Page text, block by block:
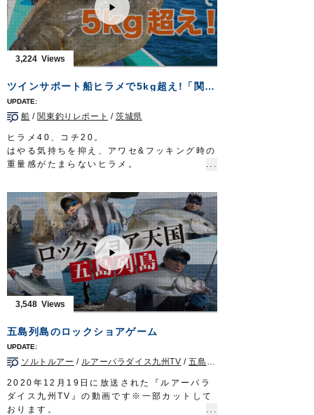
リーダー：フロロ 8号
ハリス：ナイロン 5号
ウキ：アキアジスティック 6号／8号
ルアー：タコベイト 1.5号
ハリ：カット フカセ 16号
OWNERMOVIEhttp://ownertv.jp/
オーナーばりwebsite
http://www.owner.co.jp
な釣り。渚をわたる潮風に秋の気配を仄かに
感じながら、瀬戸内の離島で極上のチヌと戯
れる。
タックル①
竿：チヌ竿 0.6号 5.3m
キ）
道糸：ナイロン 1.7号
ハリス：フロロ 1.5号
ハリ：
速手チヌ
2号
タックル②
竿：チヌ竿 0.6号 5.3m
キ）
道糸：ナイロン 1.7号
ハリス：フロロ 1.7〜2号
ウキ：円錐ウキ G5
ハリ：サスガチヌ2号
放送日 2020年9月27日
OWNERMOVIEhttp://ownertv.jp/
オーナーばりwebsite
http://www.owner.co.jp
3,224
ツインサポート船ヒラメで5kg超え!「関東釣りレポートVol.9」
船 /関東釣りレポート /茨城県
ヒラメ40、コチ20。
はやる気持ちを抑え、アワセ&フッキング時の
重量感がたまらないヒラメ。
味。
そんな寒ビラメを狙うため、釣女・白井亜美
さんと弊社スタッフ赤沼行紀が、鹿島沖横流
し釣りに挑みました。
新製品ツインサポート船ヒラメの使い方と、
渋い状況での釣り方を白井さんが徹底解説。
イワシに負担をかけず元気に泳がせるツイン
サポートフックが、最後にドラマを巻き起こ
します。
ぜひご覧ください。
ツインサポート船ヒラメ
ツインサポートフック
■取材協力…茨城県鹿島/長岡丸様
OWNERMOVIE
http://ownertv.jp/
オーナーばりwebsite
http://www.owner.co.jp
3,548
五島列島のロックショアゲーム
ソルトルアー / ルアーパラダイス九州TV /五島列島
2020年12月19日に放送された『ルアーパラ
ダイス九州TV』の動画です※一部カットして
おります。